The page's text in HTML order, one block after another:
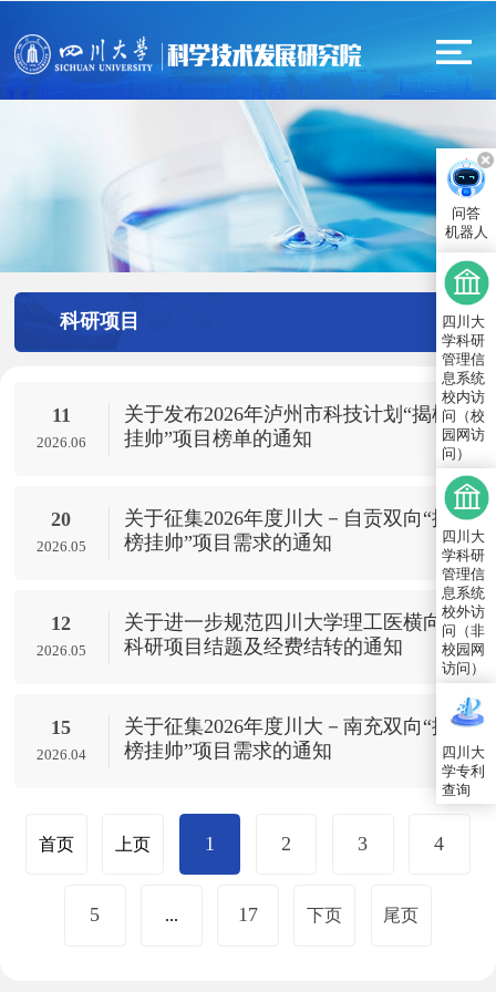
科研项目
11
2026.06
​关于发布2026年泸州市科技计划“揭榜
挂帅”项目榜单的通知
20
2026.05
关于征集2026年度川大－自贡双向“揭
榜挂帅”项目需求的通知
12
2026.05
关于进一步规范四川大学理工医横向
科研项目结题及经费结转的通知
15
2026.04
关于征集2026年度川大－南充双向“揭
榜挂帅”项目需求的通知
首页 上页 1 2 3 4
5 ... 17 下页 尾页
问答
机器人
四川大
学科研
管理信
息系统
校内访
问（校
园网访
问）
四川大
学科研
管理信
息系统
校外访
问（非
校园网
访问）
四川大
学专利
查询